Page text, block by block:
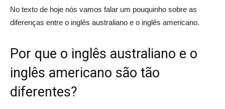
No texto de hoje nós vamos falar um pouquinho sobre as
diferenças entre o inglês australiano e o inglês americano.
Por que o inglês australiano e o
inglês americano são tão
diferentes?